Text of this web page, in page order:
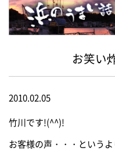
お笑い
2010.02.05
竹川です!(^^)!
お客様の声・・・というよ